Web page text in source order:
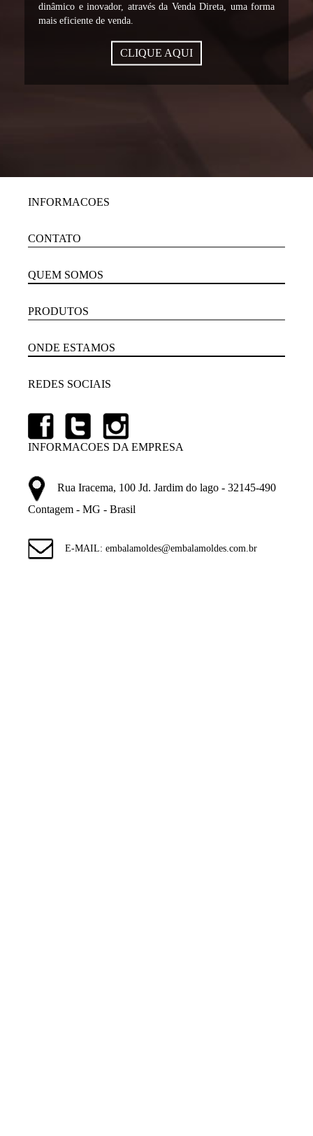
dinâmico e inovador, através da Venda Direta, uma forma
mais eficiente de venda.
CLIQUE AQUI
INFORMACOES
CONTATO
QUEM SOMOS
PRODUTOS
ONDE ESTAMOS
REDES SOCIAIS
INFORMACOES DA EMPRESA
Rua Iracema, 100 Jd. Jardim do lago - 32145-490
Contagem - MG - Brasil
E-MAIL: embalamoldes@embalamoldes.com.br